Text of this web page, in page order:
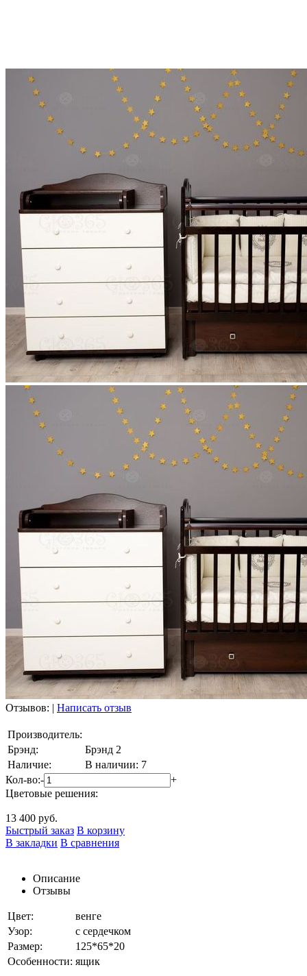
Отзывов: | Написать отзыв
Производитель:
Брэнд:
Брэнд 2
Наличие:
В наличии: 7
Кол-во:-
+
Цветовые решения:
13 400 руб.
Быстрый заказ В корзину
В закладки В сравнения
Описание
Отзывы
Цвет:
венге
Узор:
с сердечком
Размер:
125*65*20
Особенности: ящик